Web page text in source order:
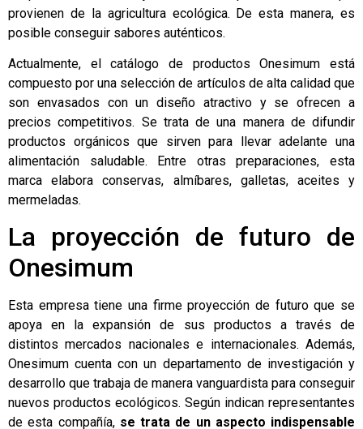
provienen de la agricultura ecológica. De esta manera, es
posible conseguir sabores auténticos.
Actualmente, el catálogo de productos Onesimum está
compuesto por una selección de artículos de alta calidad que
son envasados con un diseño atractivo y se ofrecen a
precios competitivos. Se trata de una manera de difundir
productos orgánicos que sirven para llevar adelante una
alimentación saludable. Entre otras preparaciones, esta
marca elabora conservas, almíbares, galletas, aceites y
mermeladas.
La proyección de futuro de
Onesimum
Esta empresa tiene una firme proyección de futuro que se
apoya en la expansión de sus productos a través de
distintos mercados nacionales e internacionales. Además,
Onesimum cuenta con un departamento de investigación y
desarrollo que trabaja de manera vanguardista para conseguir
nuevos productos ecológicos. Según indican representantes
de esta compañía, se trata de un aspecto indispensable